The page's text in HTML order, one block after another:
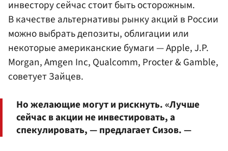
инвестору сейчас стоит быть осторожным.
В качестве альтернативы рынку акций в России
можно выбрать депозиты, облигации или
некоторые американские бумаги — Apple, J.P.
Morgan, Amgen Inc, Qualcomm, Procter & Gamble,
советует Зайцев.
Но желающие могут и рискнуть. «Лучше
сейчас в акции не инвестировать, а
спекулировать, — предлагает Сизов. —